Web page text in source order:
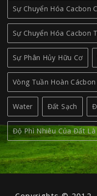
Sự Chuyển Hóa Cacbon
Sự Chuyển Hóa Cacbon
Sự Phân Hủy Hữu Cơ
Vòng Tuần Hoàn Cácbon
Water Đất Sạch
Độ Phì Nhiêu Của Đất Là